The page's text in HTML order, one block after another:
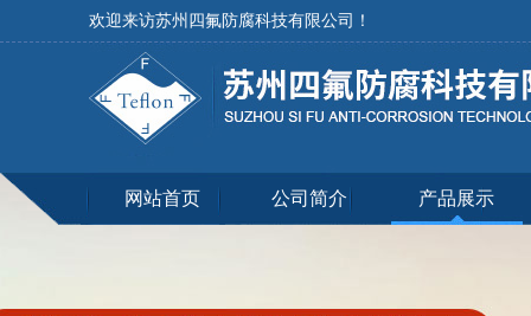
欢迎来访苏州四氟防腐科技有限公司！
网站首页 公司简介 产品展示